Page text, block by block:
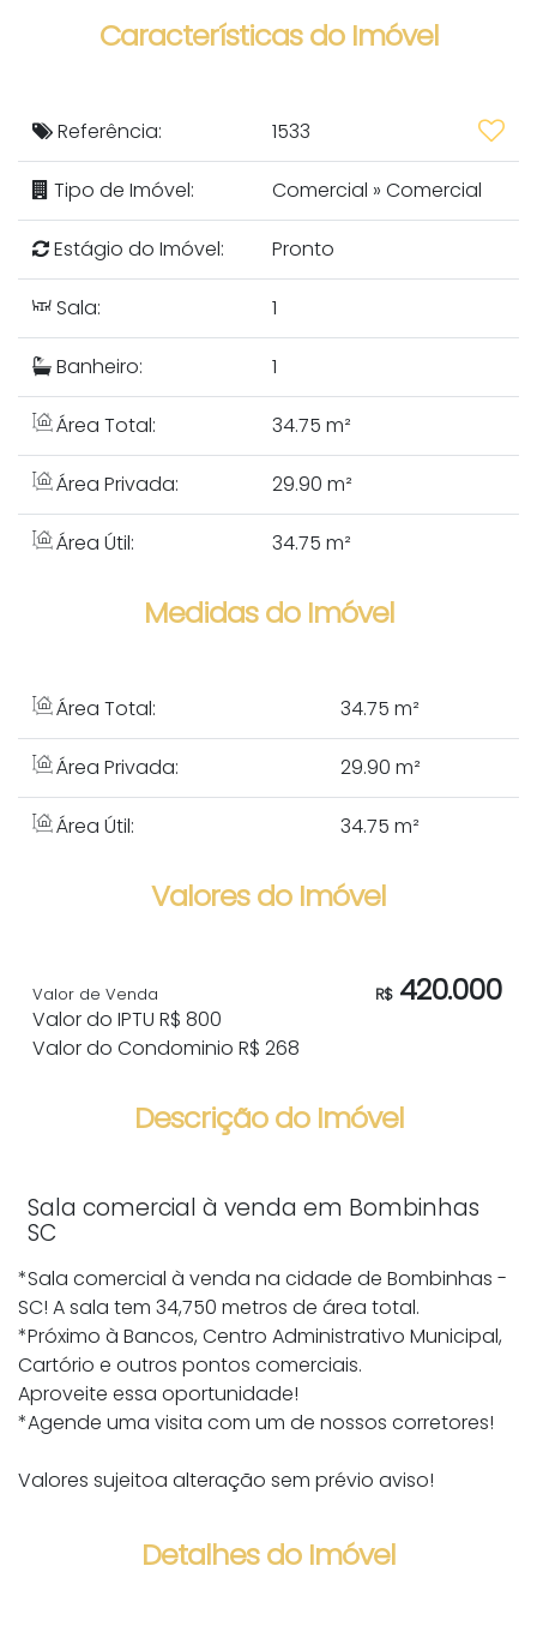
Características do Imóvel
Referência: 1533
Tipo de Imóvel: Comercial » Comercial
Estágio do Imóvel: Pronto
Sala: 1
Banheiro: 1
Área Total: 34.75 m²
Área Privada: 29.90 m²
Área Útil: 34.75 m²
Medidas do Imóvel
Área Total: 34.75 m²
Área Privada: 29.90 m²
Área Útil: 34.75 m²
Valores do Imóvel
R$420.000
Valor de Venda
Valor do IPTU R$ 800
Valor do Condominio R$ 268
Descrição do Imóvel
Sala comercial à venda em Bombinhas
SC
*Sala comercial à venda na cidade de Bombinhas -
SC! A sala tem 34,750 metros de área total.
*Próximo à Bancos, Centro Administrativo Municipal,
Cartório e outros pontos comerciais.
Aproveite essa oportunidade!
*Agende uma visita com um de nossos corretores!
Valores sujeitoa alteração sem prévio aviso!
Detalhes do Imóvel